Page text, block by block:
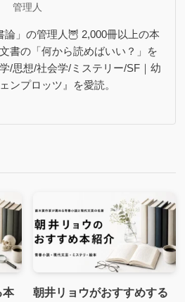
管理人
論」の管理人🦉 2,000冊以上の本
書の「何から読めばいい？」を
/思想/社会学/ミステリー/SF｜幼
ンプロッツ』を愛読。
本
朝井リョウがおすすめする